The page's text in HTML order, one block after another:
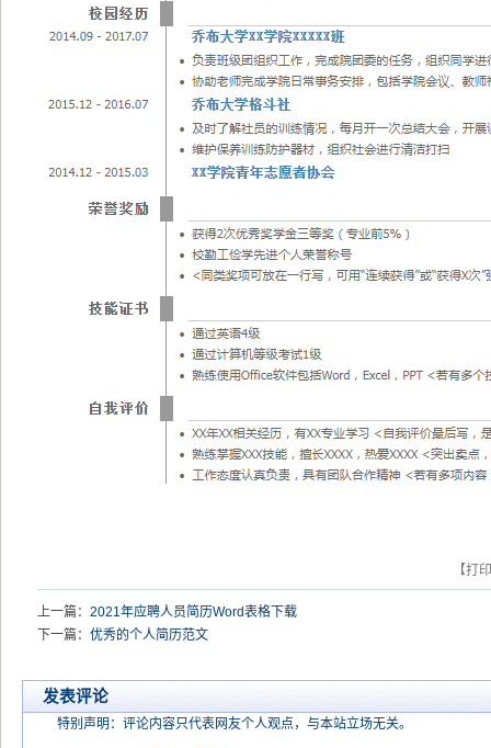
【打
上一篇：2021年应聘人员简历Word表格下载
下一篇：优秀的个人简历范文
发表评论
特别声明：评论内容只代表网友个人观点，与本站立场无关。